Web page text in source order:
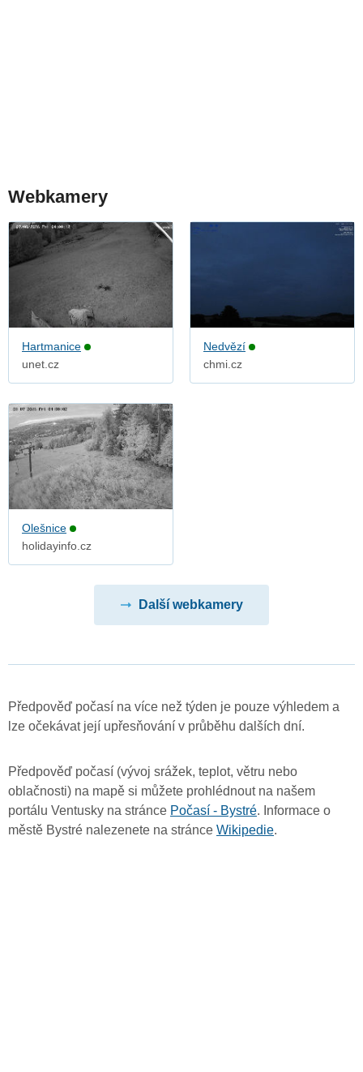
Webkamery
Hartmanice
unet.cz
Nedvězí
chmi.cz
Olešnice
holidayinfo.cz
Další webkamery
Předpověď počasí na více než týden je pouze výhledem a
lze očekávat její upřesňování v průběhu dalších dní.
Předpověď počasí (vývoj srážek, teplot, větru nebo
oblačnosti) na mapě si můžete prohlédnout na našem
portálu Ventusky na stránce Počasí - Bystré. Informace o
městě Bystré nalezenete na stránce Wikipedie.